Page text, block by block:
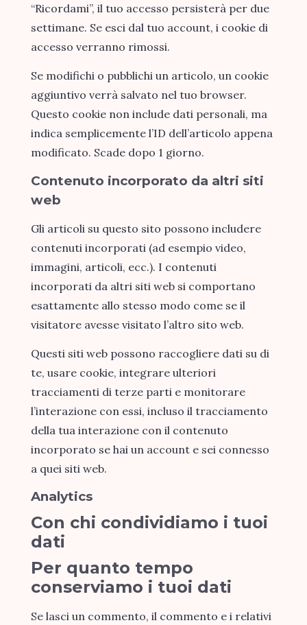
“Ricordami”, il tuo accesso persisterà per due
settimane. Se esci dal tuo account, i cookie di
accesso verranno rimossi.
Se modifichi o pubblichi un articolo, un cookie
aggiuntivo verrà salvato nel tuo browser.
Questo cookie non include dati personali, ma
indica semplicemente l’ID dell’articolo appena
modificato. Scade dopo 1 giorno.
Contenuto incorporato da altri siti
web
Gli articoli su questo sito possono includere
contenuti incorporati (ad esempio video,
immagini, articoli, ecc.). I contenuti
incorporati da altri siti web si comportano
esattamente allo stesso modo come se il
visitatore avesse visitato l’altro sito web.
Questi siti web possono raccogliere dati su di
te, usare cookie, integrare ulteriori
tracciamenti di terze parti e monitorare
l’interazione con essi, incluso il tracciamento
della tua interazione con il contenuto
incorporato se hai un account e sei connesso
a quei siti web.
Analytics
Con chi condividiamo i tuoi
dati
Per quanto tempo
conserviamo i tuoi dati
Se lasci un commento, il commento e i relativi